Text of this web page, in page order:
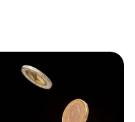
logisti...